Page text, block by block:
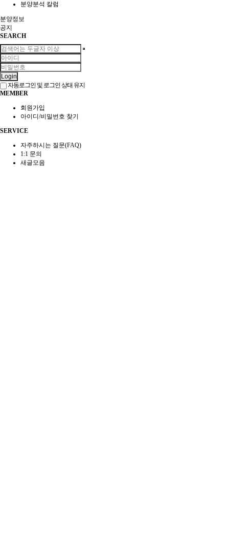
분양분석 칼럼
분양정보
공지
SEARCH
Login
자동로그인 및 로그인 상태 유지
MEMBER
회원가입
아이디/비밀번호 찾기
SERVICE
자주하시는 질문(FAQ)
1:1 문의
새글모음